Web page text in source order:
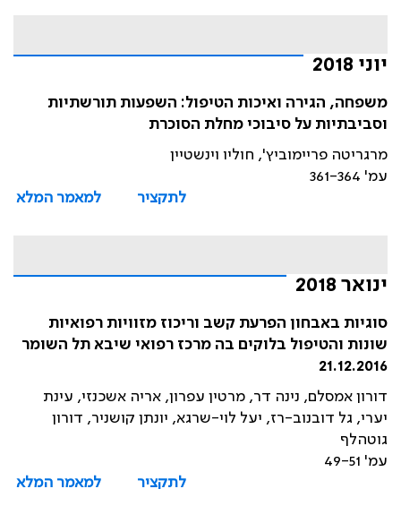
יוני 2018
משפחה, הגירה ואיכות הטיפול: השפעות תורשתיות
וסביבתיות על סיבוכי מחלת הסוכרת
מרגריטה פריימוביץ', חוליו וינשטיין
עמ' 361-364
לתקציר
למאמר המלא
ינואר 2018
סוגיות באבחון הפרעת קשב וריכוז מזוויות רפואיות
שונות והטיפול בלוקים בה מרכז רפואי שיבא תל השומר
21.12.2016
דורון אמסלם, נינה דר, מרטין עפרון, אריה אשכנזי, עינת
יערי, גל דובנוב-רז, יעל לוי-שרגא, יונתן קושניר, דורון
גוטהלף
עמ' 49-51
לתקציר
למאמר המלא